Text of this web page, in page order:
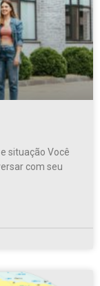
situação Você
com seu